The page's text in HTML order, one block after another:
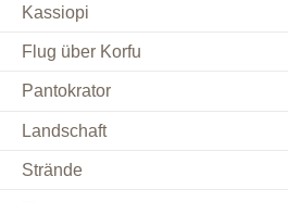
Kassiopi
Flug über Korfu
Pantokrator
Landschaft
Strände